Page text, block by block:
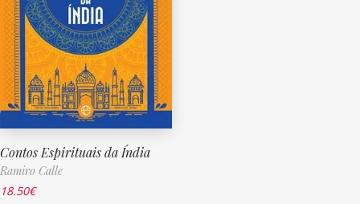
Contos Espirituais da Índia
Ramiro Calle
18.50€